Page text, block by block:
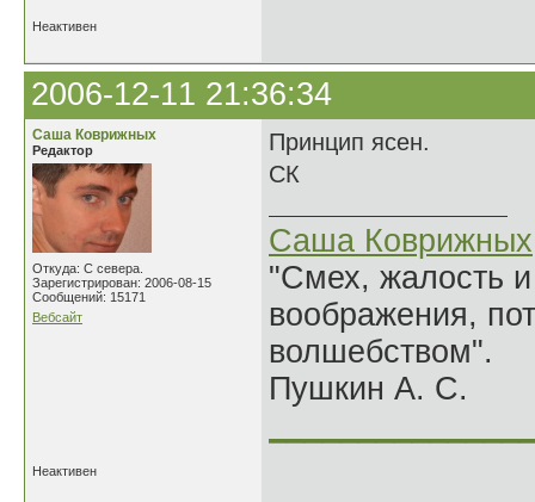
Неактивен
2006-12-11 21:36:34
Саша Коврижных
Редактор
Откуда: С севера.
Зарегистрирован: 2006-08-15
Сообщений: 15171
Вебсайт
Принцип ясен.
СК
Саша Коврижных
"Смех, жалость
воображения,
волшебством".
Пушкин А. С.
Неактивен